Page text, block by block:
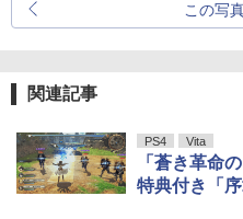
この写
関連記事
PS4 Vita
「蒼き革命
特典付き「